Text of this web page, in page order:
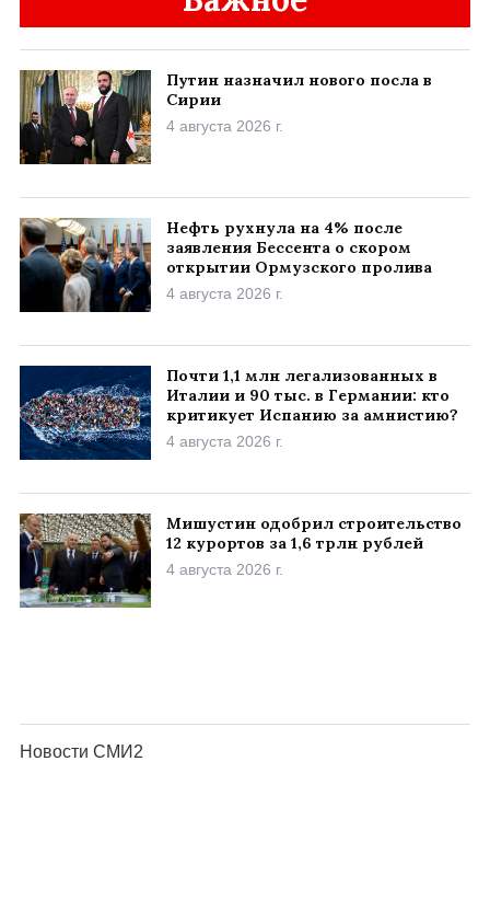
Путин назначил нового посла в
Сирии
4 августа 2026 г.
Нефть рухнула на 4% после
заявления Бессента о скором
открытии Ормузского пролива
4 августа 2026 г.
Почти 1,1 млн легализованных в
Италии и 90 тыс. в Германии: кто
критикует Испанию за амнистию?
4 августа 2026 г.
Мишустин одобрил строительство
12 курортов за 1,6 трлн рублей
4 августа 2026 г.